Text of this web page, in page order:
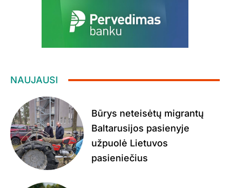
NAUJAUSI
Būrys neteisėtų migrantų
Baltarusijos pasienyje
užpuolė Lietuvos
pasieniečius